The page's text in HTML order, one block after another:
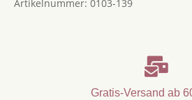
Weihnachtsbaum
Artikelnummer: 0103-139

Gratis-Versand ab